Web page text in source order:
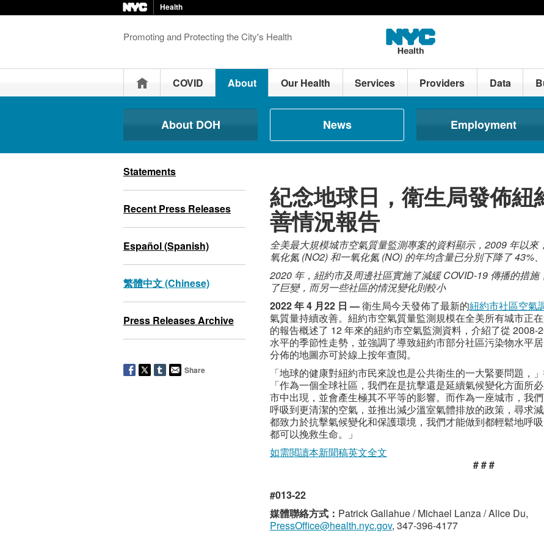
Health
Promoting and Protecting the City's Health
HomeCOVID About Our Health Services Providers Data
About DOH News Employment
Statements
Recent Press Releases
Español (Spanish)
繁體中文 (Chinese)
Press Releases Archive
Share
紀念地球日，衛生局發佈紐
善情況報告
全美最大規模城市空氣質量監測專案的資料顯示，2009 年以
氧化氮 (NO2) 和一氧化氮 (NO) 的年均含量已分別下降了 43%
2020 年，紐約市及周邊社區實施了減緩 COVID-19 傳播的措
了巨變，而另一些社區的情況變化則較小
2022 年 4 月22 日 —衛生局今天發佈了最新的紐約市社區空氣
氣質量持續改善。紐約市空氣質量監測規模在全美所有城市正
的報告概述了 12 年來的紐約市空氣監測資料，介紹了從 2008-
水平的季節性走勢，並強調了導致紐約市部分社區污染物水平
分佈的地圖亦可於線上按年查閲。
「地球的健康對紐約市民來說也是公共衛生的一大緊要問題，」
「作為一個全球社區，我們在是抗擊還是延續氣候變化方面所
市中出現，並會產生極其不平等的影響。而作為一座城市，我
呼吸到更清潔的空氣，並推出減少溫室氣體排放的政策，尋求
都致力於抗擊氣候變化和保護環境，我們才能做到都輕鬆地呼
都可以挽救生命。」
如需閲讀本新聞稿英文全文
# # #
#013-22
媒體聯絡方式： Patrick Gallahue / Michael Lanza / Alice Du,
PressOffice@health.nyc.gov, 347-396-4177